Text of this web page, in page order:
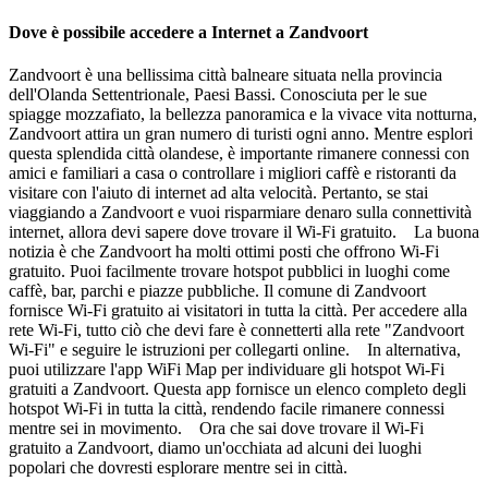
Dove è possibile accedere a Internet a Zandvoort
Zandvoort è una bellissima città balneare situata nella provincia
dell'Olanda Settentrionale, Paesi Bassi. Conosciuta per le sue
spiagge mozzafiato, la bellezza panoramica e la vivace vita notturna,
Zandvoort attira un gran numero di turisti ogni anno. Mentre esplori
questa splendida città olandese, è importante rimanere connessi con
amici e familiari a casa o controllare i migliori caffè e ristoranti da
visitare con l'aiuto di internet ad alta velocità. Pertanto, se stai
viaggiando a Zandvoort e vuoi risparmiare denaro sulla connettività
internet, allora devi sapere dove trovare il Wi-Fi gratuito. La buona
notizia è che Zandvoort ha molti ottimi posti che offrono Wi-Fi
gratuito. Puoi facilmente trovare hotspot pubblici in luoghi come
caffè, bar, parchi e piazze pubbliche. Il comune di Zandvoort
fornisce Wi-Fi gratuito ai visitatori in tutta la città. Per accedere alla
rete Wi-Fi, tutto ciò che devi fare è connetterti alla rete "Zandvoort
Wi-Fi" e seguire le istruzioni per collegarti online. In alternativa,
puoi utilizzare l'app WiFi Map per individuare gli hotspot Wi-Fi
gratuiti a Zandvoort. Questa app fornisce un elenco completo degli
hotspot Wi-Fi in tutta la città, rendendo facile rimanere connessi
mentre sei in movimento. Ora che sai dove trovare il Wi-Fi
gratuito a Zandvoort, diamo un'occhiata ad alcuni dei luoghi
popolari che dovresti esplorare mentre sei in città.